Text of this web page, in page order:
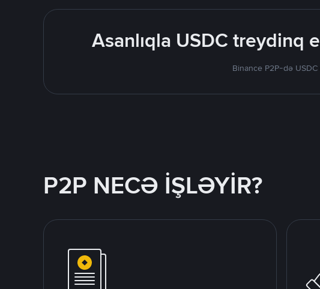
Asanlıqla USDC treydinq
Binance P2P-də
P2P NECƏ İŞLƏYİR?